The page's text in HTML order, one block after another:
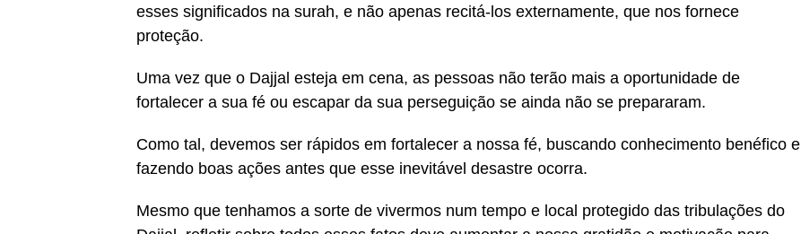
esses significados na surah, e não apenas recitá-los externamente, que nos fornece
proteção.
Uma vez que o Dajjal esteja em cena, as pessoas não terão mais a oportunidade de
fortalecer a sua fé ou escapar da sua perseguição se ainda não se prepararam.
Como tal, devemos ser rápidos em fortalecer a nossa fé, buscando conhecimento benéfico e
fazendo boas ações antes que esse inevitável desastre ocorra.
Mesmo que tenhamos a sorte de vivermos num tempo e local protegido das tribulações do